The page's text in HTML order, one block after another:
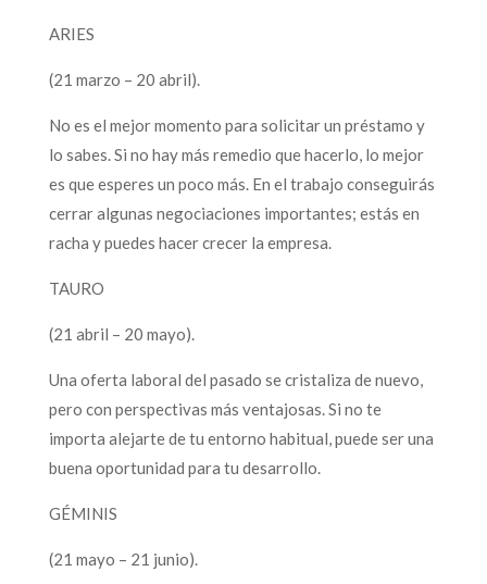
ARIES
(21 marzo – 20 abril).
No es el mejor momento para solicitar un préstamo y
lo sabes. Si no hay más remedio que hacerlo, lo mejor
es que esperes un poco más. En el trabajo conseguirás
cerrar algunas negociaciones importantes; estás en
racha y puedes hacer crecer la empresa.
TAURO
(21 abril – 20 mayo).
Una oferta laboral del pasado se cristaliza de nuevo,
pero con perspectivas más ventajosas. Si no te
importa alejarte de tu entorno habitual, puede ser una
buena oportunidad para tu desarrollo.
GÉMINIS
(21 mayo – 21 junio).